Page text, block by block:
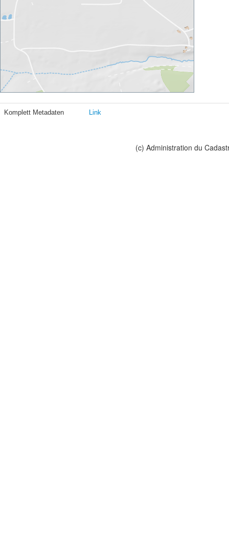
Komplett Metadaten Link
(c) Administration du